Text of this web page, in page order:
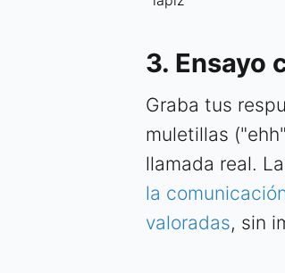
3. Ensayo
Graba tus
muletillas
llamada real.
la
valoradas, sin